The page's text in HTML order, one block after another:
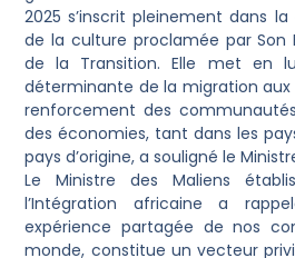
2025 s’inscrit pleinement dans
de la culture proclamée par Son
de la Transition. Elle met en
déterminante de la migration
renforcement des
des économies, tant dans les
pays d’origine, a souligné le
Le Ministre des Maliens
l’Intégration africaine a
expérience partagée de nos
monde, constitue un vecteur